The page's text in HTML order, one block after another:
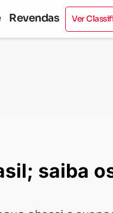
Revendas Ver
saiba